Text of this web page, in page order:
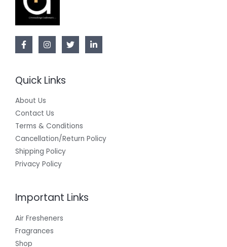
Quick Links
About Us
Contact Us
Terms & Conditions
Cancellation/Return Policy
Shipping Policy
Privacy Policy
Important Links
Air Fresheners
Fragrances
Shop